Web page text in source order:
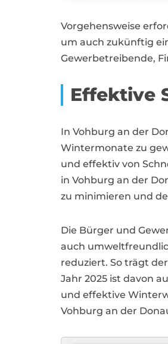
Vorgehensweise
um auch zukünftig
Gewerbetreibende,
Effektive
In Vohburg an der
Wintermonate zu
und effektiv von
in Vohburg an der
zu minimieren und
Die Bürger und
auch
reduziert. So trägt
Jahr 2025 ist davon
und effektive
Vohburg an der